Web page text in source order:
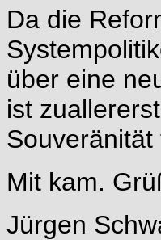
Da die
über eine
ist
Souveränität
Mit kam.
Jürgen